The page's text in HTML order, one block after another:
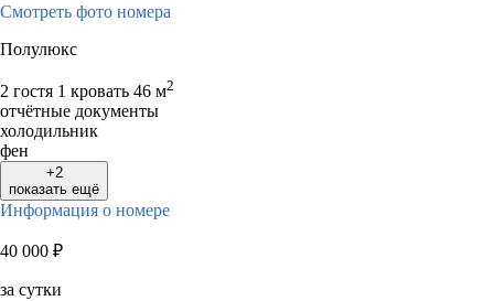
Смотреть фото номера
Полулюкс
2 гостя 1 кровать 46 м2
отчётные документы
холодильник
фен
+2
показать ещё
Информация о номере
40 000 ₽
за сутки